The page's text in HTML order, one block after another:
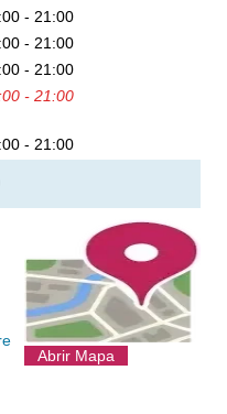
- 21:00
- 21:00
- 21:00
- 21:00
- 21:00
Abrir Mapa